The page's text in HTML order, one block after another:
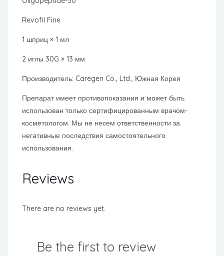
Revofil Fine
1 шприц × 1 мл
2 иглы 30G × 13 мм
Производитель: Caregen Co., Ltd., Южная Корея
Препарат имеет противопоказания и может быть
использован только сертифицированным врачом-
косметологом. Мы не несем ответственности за
негативные последствия самостоятельного
использования.
Reviews
There are no reviews yet.
Be the first to review